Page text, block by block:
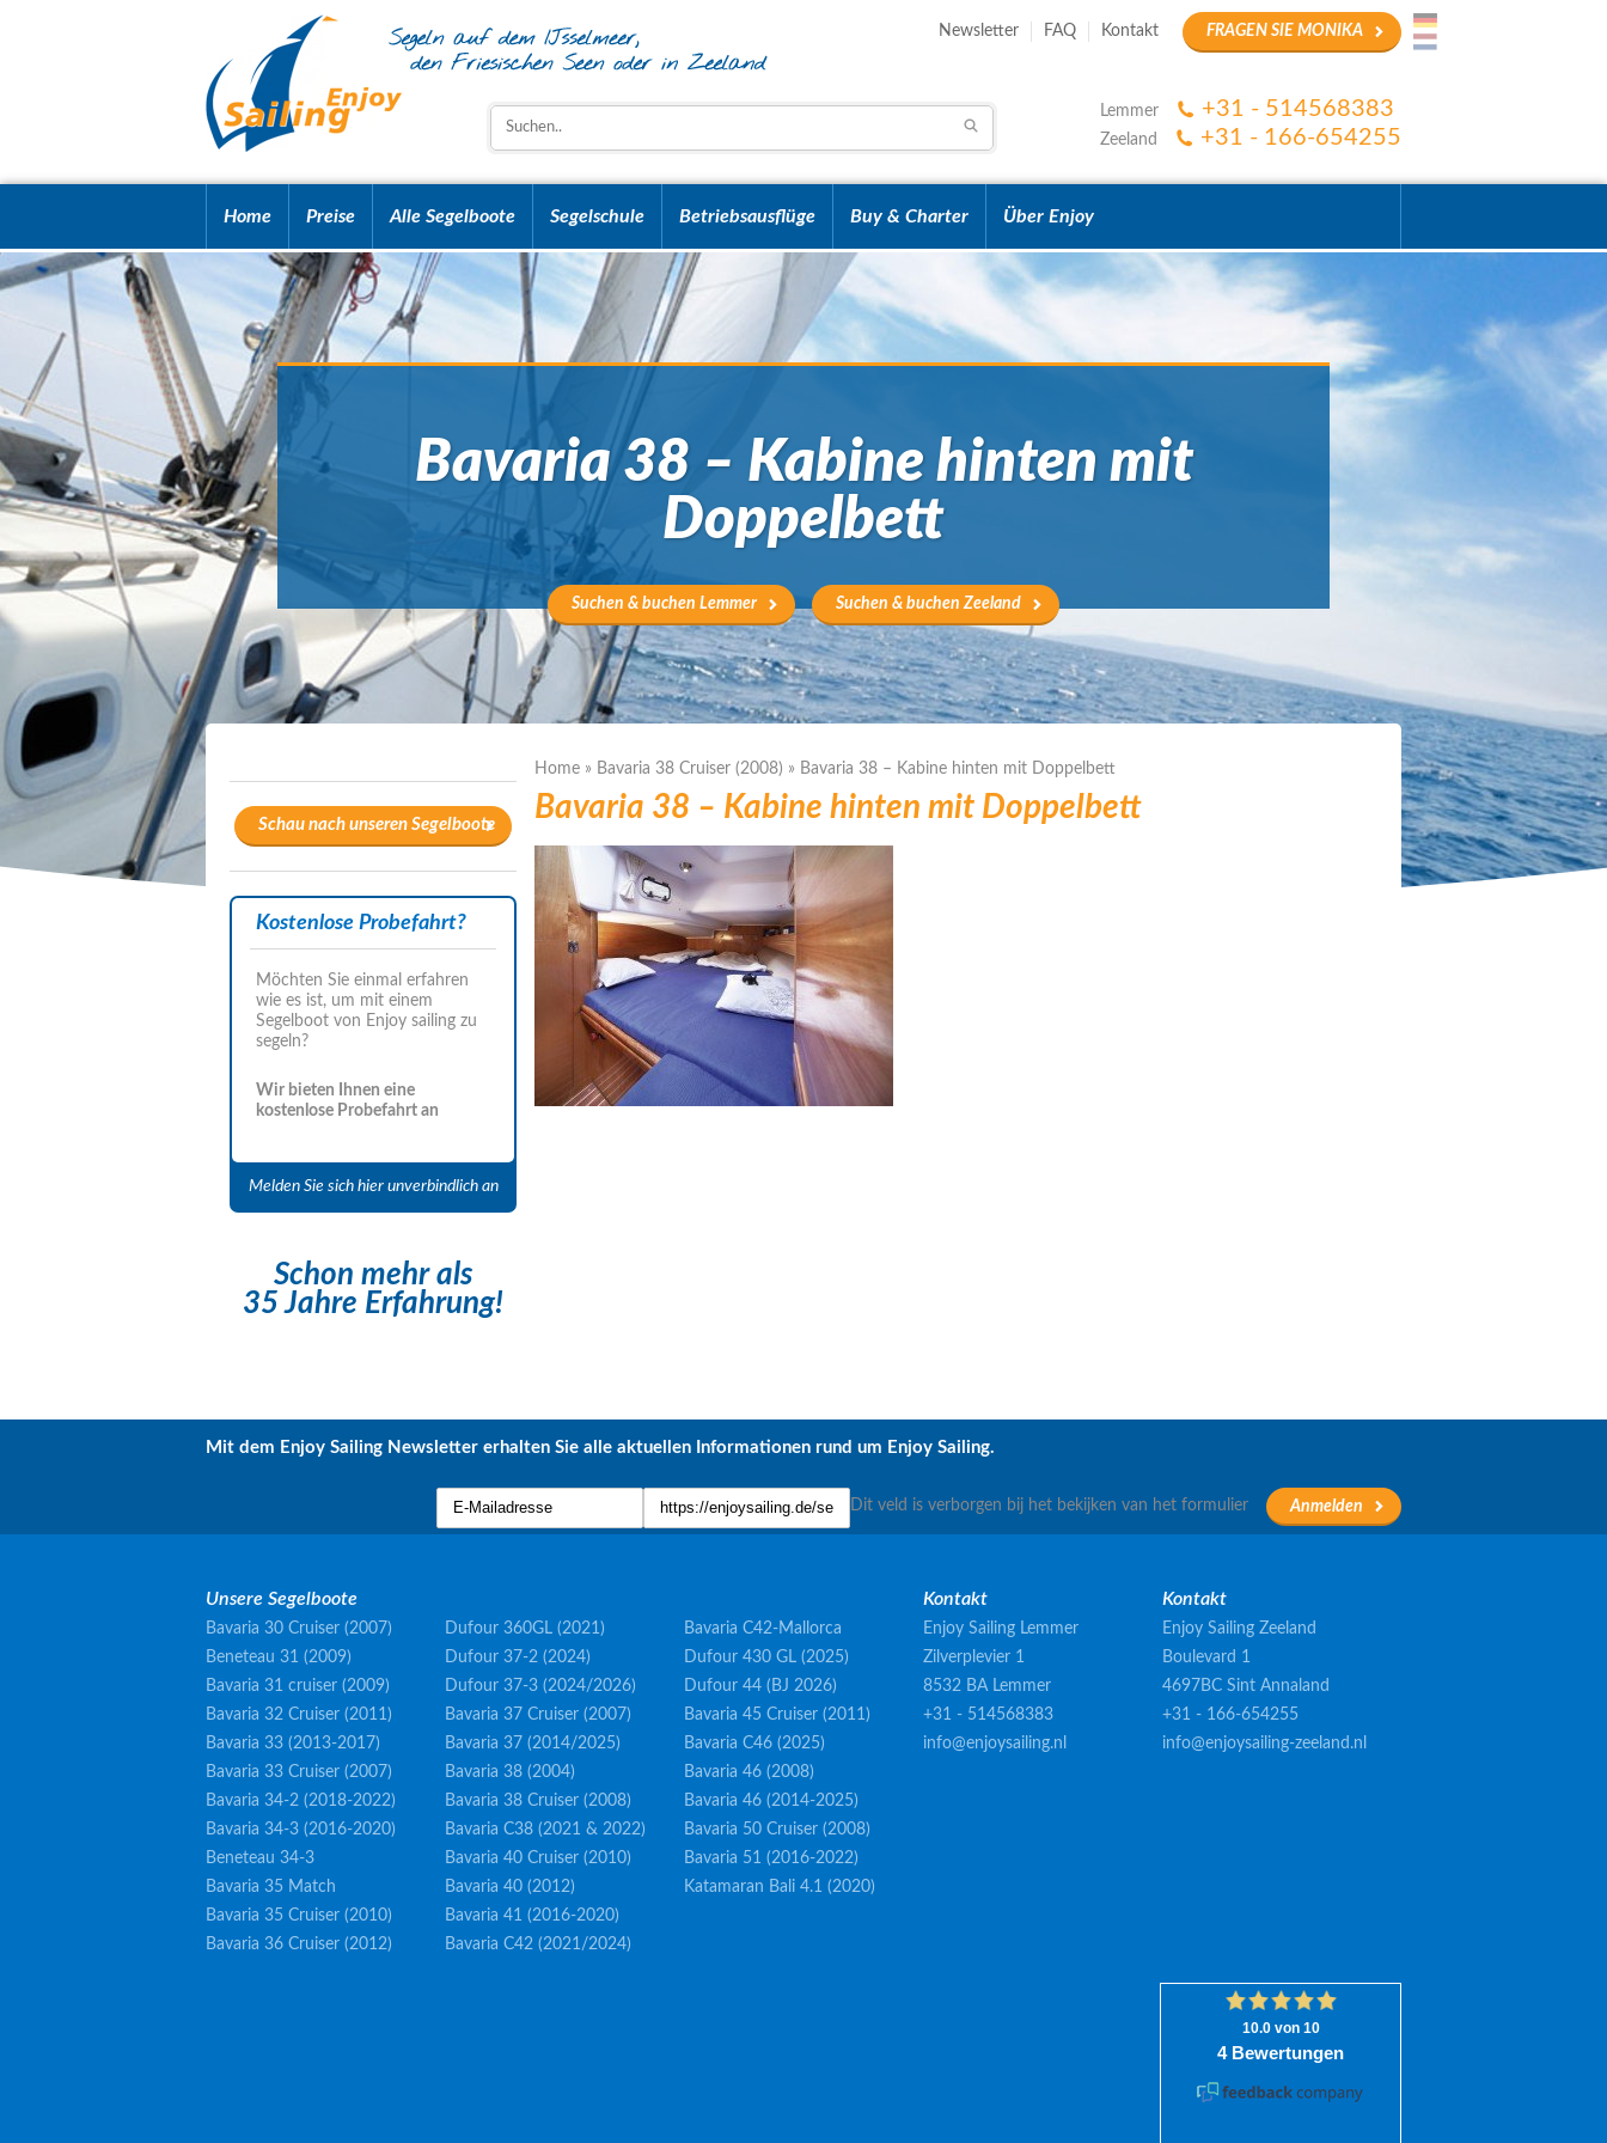
FRAGEN SIE MONIKA
Newsletter FAQ Kontakt
Lemmer +31 - 514568383
Zeeland +31 - 166-654255
Home Preise Alle Segelboote Segelschule Betriebsausflüge Buy & Charter Über Enjoy
Bavaria 38 – Kabine hinten mit
Doppelbett
Suchen & buchen Lemmer Suchen & buchen Zeeland
Home » Bavaria 38 Cruiser (2008) » Bavaria 38 – Kabine hinten mit Doppelbett
Bavaria 38 – Kabine hinten mit Doppelbett
Schau nach unseren Segelboote
Kostenlose Probefahrt?
Möchten Sie einmal erfahren
wie es ist, um mit einem
Segelboot von Enjoy sailing zu
segeln?
Wir bieten Ihnen eine
kostenlose Probefahrt an
Melden Sie sich hier unverbindlich an
Schon mehr als
35 Jahre Erfahrung!
Mit dem Enjoy Sailing Newsletter erhalten Sie alle aktuellen Informationen rund um Enjoy Sailing.
Dit veld is verborgen bij het bekijken van het formulier
Unsere Segelboote
Bavaria 30 Cruiser (2007)
Beneteau 31 (2009)
Bavaria 31 cruiser (2009)
Bavaria 32 Cruiser (2011)
Bavaria 33 (2013-2017)
Bavaria 33 Cruiser (2007)
Bavaria 34-2 (2018-2022)
Bavaria 34-3 (2016-2020)
Beneteau 34-3
Bavaria 35 Match
Bavaria 35 Cruiser (2010)
Bavaria 36 Cruiser (2012)
Dufour 360GL (2021)
Dufour 37-2 (2024)
Dufour 37-3 (2024/2026)
Bavaria 37 Cruiser (2007)
Bavaria 37 (2014/2025)
Bavaria 38 (2004)
Bavaria 38 Cruiser (2008)
Bavaria C38 (2021 & 2022)
Bavaria 40 Cruiser (2010)
Bavaria 40 (2012)
Bavaria 41 (2016-2020)
Bavaria C42 (2021/2024)
Bavaria C42-Mallorca
Dufour 430 GL (2025)
Dufour 44 (BJ 2026)
Bavaria 45 Cruiser (2011)
Bavaria C46 (2025)
Bavaria 46 (2008)
Bavaria 46 (2014-2025)
Bavaria 50 Cruiser (2008)
Bavaria 51 (2016-2022)
Katamaran Bali 4.1 (2020)
Kontakt
Enjoy Sailing Lemmer
Zilverplevier 1
8532 BA Lemmer
+31 - 514568383
info@enjoysailing.nl
Kontakt
Enjoy Sailing Zeeland
Boulevard 1
4697BC Sint Annaland
+31 - 166-654255
info@enjoysailing-zeeland.nl